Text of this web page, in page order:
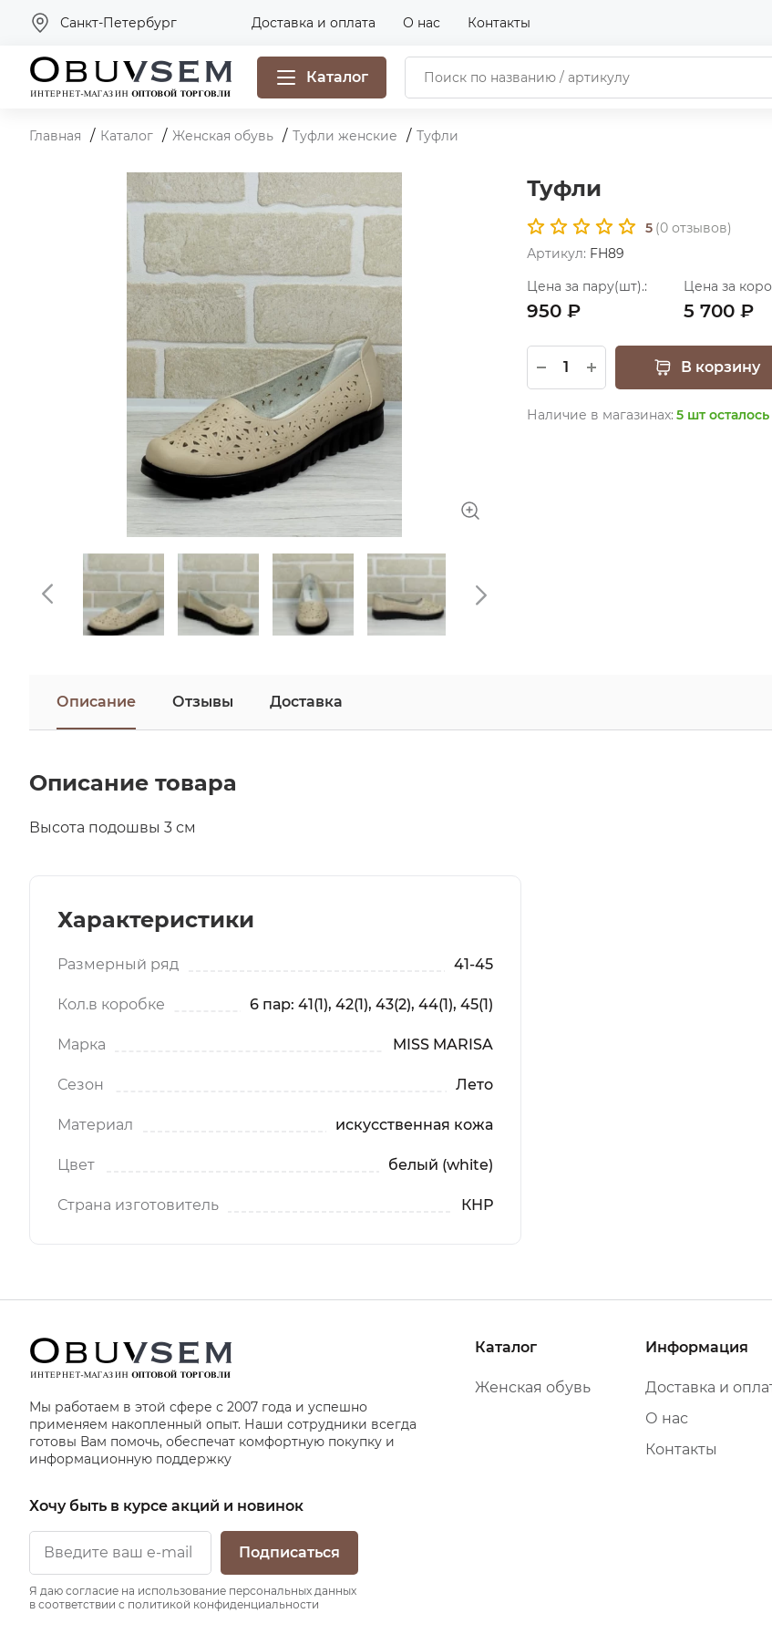
Санкт-Петербург Доставка и оплата О нас Контакты
Каталог
Главная Каталог Женская обувь Туфли женские Туфли
Туфли
5 (0отзывов)
Артикул: FH89
Цена за пару(шт).:
950 ₽
Цена за
5 700 ₽
В корзину
Наличие в магазинах: 5 шт осталось
Описание Отзывы Доставка
Описание товара
Высота подошвы 3 см
Характеристики
Размерный ряд 41-45
Кол.в коробке 6 пар: 41(1), 42(1), 43(2), 44(1), 45(1)
Марка MISS MARISA
Сезон Лето
Материал искусственная кожа
Цвет белый (white)
Страна изготовитель КНР
Мы работаем в этой сфере с 2007 года и успешно
применяем накопленный опыт. Наши сотрудники всегда
готовы Вам помочь, обеспечат комфортную покупку и
информационную поддержку
Хочу быть в курсе акций и новинок
Подписаться
Я даю согласие на использование персональных данных
в соответствии с политикой конфиденциальности
Каталог
Женская обувь
Информация
Доставка и
О нас
Контакты